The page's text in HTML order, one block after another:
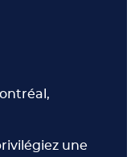
une